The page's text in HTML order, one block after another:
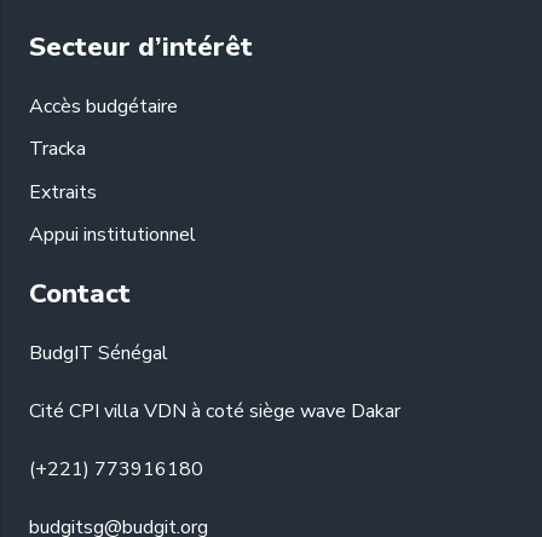
Secteur d’intérêt
Accès budgétaire
Tracka
Extraits
Appui institutionnel
Contact
BudgIT Sénégal
Cité CPI villa VDN à coté siège wave Dakar
(+221) 773916180
budgitsg@budgit.org